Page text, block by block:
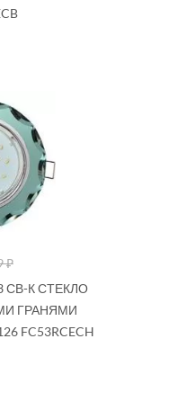
₽
СВ-К СТЕКЛО
ГРАНЯМИ
FC53RCECH